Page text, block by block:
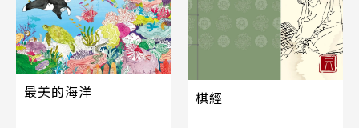
最美的海洋 棋經